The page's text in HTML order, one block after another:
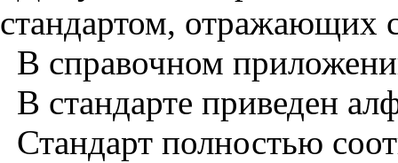
стандартом, отражающих
В справочном
В стандарте приведен
Стандарт полностью